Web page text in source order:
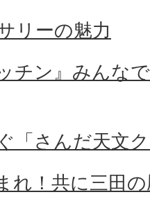
リーの魅力
チン』みんな
「さんだ天文
れ！共に三田